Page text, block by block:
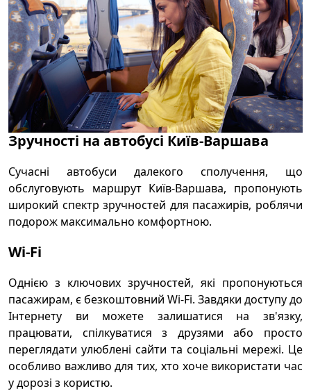
Зручності на автобусі Київ-Варшава
Сучасні автобуси далекого сполучення, що
обслуговують маршрут Київ-Варшава, пропонують
широкий спектр зручностей для пасажирів, роблячи
подорож максимально комфортною.
Wi-Fi
Однією з ключових зручностей, які пропонуються
пасажирам, є безкоштовний Wi-Fi. Завдяки доступу до
Інтернету ви можете залишатися на зв'язку,
працювати, спілкуватися з друзями або просто
переглядати улюблені сайти та соціальні мережі. Це
особливо важливо для тих, хто хоче використати час
у дорозі з користю.